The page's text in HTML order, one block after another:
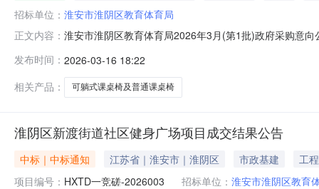
招标单位： 淮安市淮阴区教育体育局
正文内容： 淮安市淮阴区教育体育局2026年3月(第1批)政府采购意
椅采购及安装项目预算金额：150.000000万元(人民币)
的采购意向是
发布时间： 2026-03-16 18:22
相关产品：
可躺式课桌椅及普通课桌椅
淮阴区新渡街道社区健身广场项目成交结果公告
中标｜中标通知 江苏省｜淮安市｜淮阴区 市政基建
工程
项目编号： HXTD一竞磋-2026003 招标单位： 淮安市淮阴区教育